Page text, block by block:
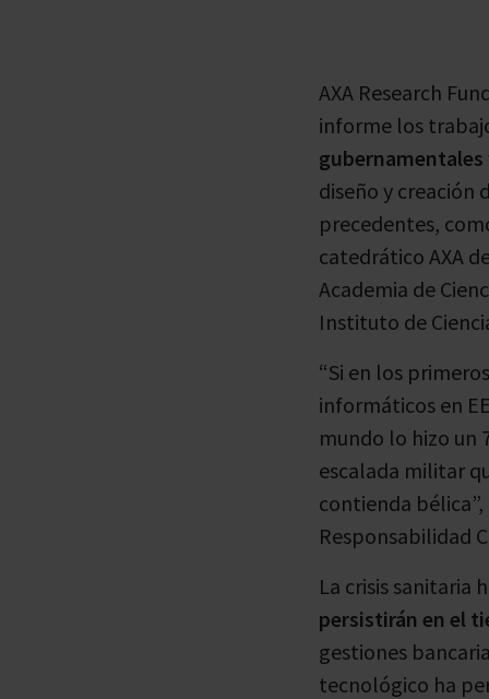
AXA Research
informe los
diseño y creación
precedentes,
catedrático AXA
Academia de
Instituto de
“Si en los
informáticos en
mundo lo hizo un
escalada militar
contienda
Responsabilidad
La crisis sanitaria
persistirán en el
gestiones
tecnológico ha